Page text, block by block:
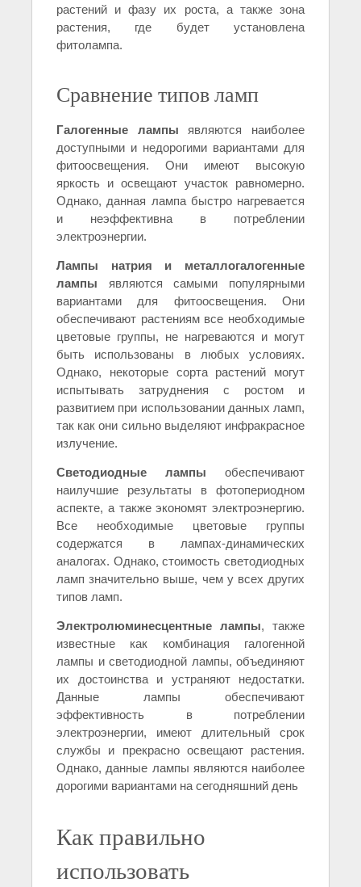
растений и фазу их роста, а также зона
растения, где будет установлена
фитолампа.
Сравнение типов ламп
Галогенные лампы являются наиболее
доступными и недорогими вариантами для
фитоосвещения. Они имеют высокую
яркость и освещают участок равномерно.
Однако, данная лампа быстро нагревается
и неэффективна в потреблении
электроэнергии.
Лампы натрия и металлогалогенные
лампы являются самыми популярными
вариантами для фитоосвещения. Они
обеспечивают растениям все необходимые
цветовые группы, не нагреваются и могут
быть использованы в любых условиях.
Однако, некоторые сорта растений могут
испытывать затруднения с ростом и
развитием при использовании данных ламп,
так как они сильно выделяют инфракрасное
излучение.
Светодиодные лампы обеспечивают
наилучшие результаты в фотопериодном
аспекте, а также экономят электроэнергию.
Все необходимые цветовые группы
содержатся в лампах-динамических
аналогах. Однако, стоимость светодиодных
ламп значительно выше, чем у всех других
типов ламп.
Электролюминесцентные лампы, также
известные как комбинация галогенной
лампы и светодиодной лампы, объединяют
их достоинства и устраняют недостатки.
Данные лампы обеспечивают
эффективность в потреблении
электроэнергии, имеют длительный срок
службы и прекрасно освещают растения.
Однако, данные лампы являются наиболее
дорогими вариантами на сегодняшний день
Как правильно
использовать